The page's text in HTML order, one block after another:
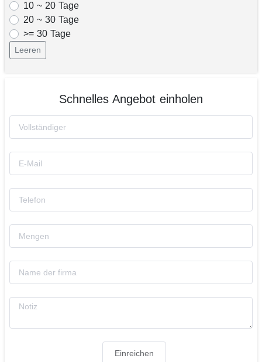
10 ~ 20 Tage
20 ~ 30 Tage
>= 30 Tage
Leeren
Schnelles Angebot einholen
Einreichen